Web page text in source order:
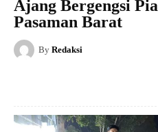
Ajang Bergengsi
Pasaman Barat
By Redaksi